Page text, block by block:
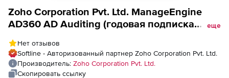
Zoho Corporation Pvt. Ltd. ManageEngine
AD360 AD Auditing (годовая подписка
2500 Workstations
еще
Нет отзывов
Softline - Авторизованный партнер Zoho Corporation Pvt. Ltd.
Производитель: Zoho Corporation Pvt. Ltd.
Скопировать ссылку